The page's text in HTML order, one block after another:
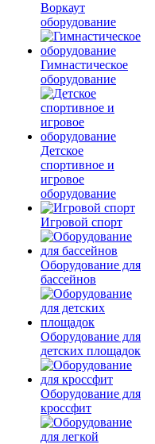
Воркаут
оборудование
Гимнастическое
оборудование
Детское
спортивное и
игровое
оборудование
Игровой спорт
Оборудование для
бассейнов
Оборудование для
детских площадок
Оборудование для
кроссфит